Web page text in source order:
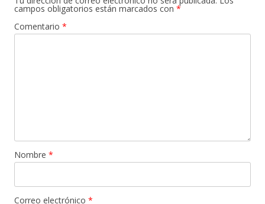
campos obligatorios están marcados con *
Comentario *
Nombre *
Correo electrónico *